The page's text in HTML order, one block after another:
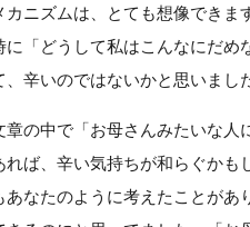
カニズムは、とても想像でき
に「どうして私はこんなにだめ
、辛いのではないかと思いまし
章の中で「お母さんみたいな人
れば、辛い気持ちが和らぐかも
あなたのように考えたことが